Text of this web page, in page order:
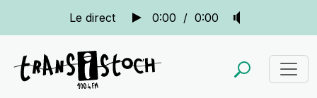
Le direct 0:00 / 0:00